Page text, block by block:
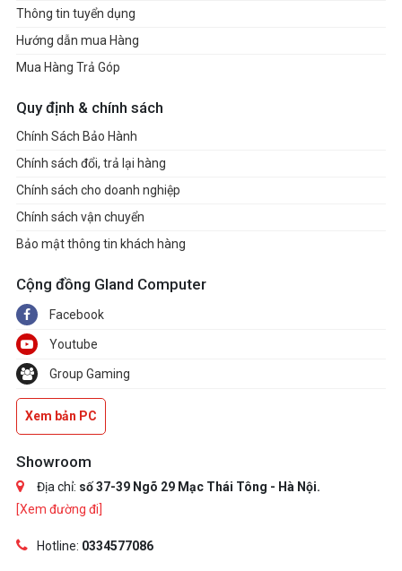
Thông tin tuyển dụng
Hướng dẫn mua Hàng
Mua Hàng Trả Góp
Quy định & chính sách
Chính Sách Bảo Hành
Chính sách đổi, trả lại hàng
Chính sách cho doanh nghiệp
Chính sách vận chuyển
Bảo mật thông tin khách hàng
Cộng đồng Gland Computer
Facebook
Youtube
Group Gaming
Xem bản PC
Showroom
Địa chỉ: số 37-39 Ngõ 29 Mạc Thái Tông - Hà Nội.
[Xem đường đi]
Hotline: 0334577086